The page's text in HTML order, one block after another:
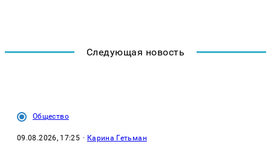
Следующая новость
Общество
09.08.2026, 17:25 · Карина Гетьман